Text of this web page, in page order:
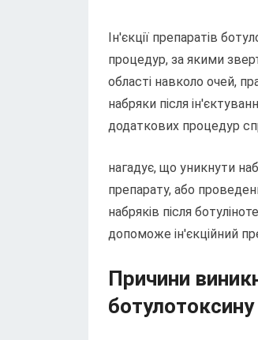
Ін'єкції препаратів
процедур, за якими
області навколо очей,
набряки після
додаткових процедур
нагадує, що уникнути
препарату, або
набряків після
допоможе ін'єкційний
Причини
ботулотоксину